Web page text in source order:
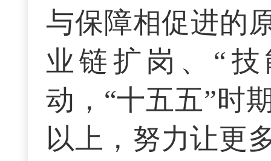
与保障相促进的
业链扩岗、“
动，“十五五”时
以上，努力让更